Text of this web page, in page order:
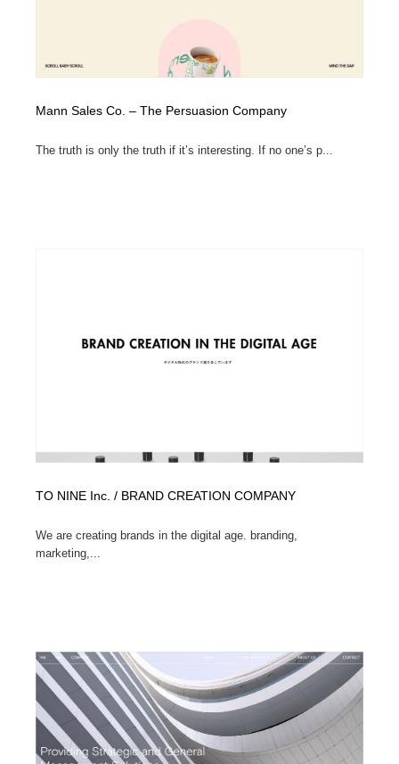
Mann Sales Co. – The Persuasion Company
The truth is only the truth if it’s interesting. If no one’s p...
TO NINE Inc. / BRAND CREATION COMPANY
We are creating brands in the digital age. branding,
marketing,...